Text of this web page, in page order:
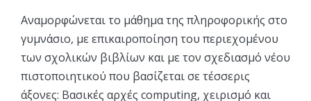
Αναμορφώνεται το μάθημα της πληροφορικής στο
γυμνάσιο, με επικαιροποίηση του περιεχομένου
των σχολικών βιβλίων και με τον σχεδιασμό νέου
πιστοποιητικού που βασίζεται σε τέσσερις
άξονες: Βασικές αρχές computing, χειρισμό και